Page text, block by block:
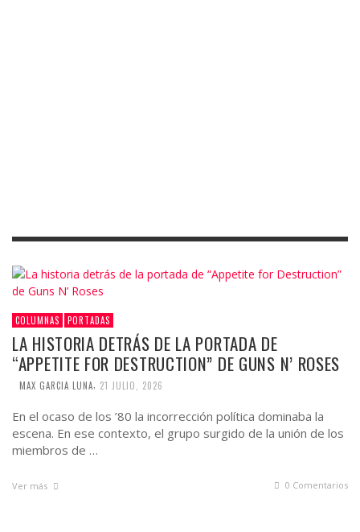
COLUMNAS PORTADAS
LA HISTORIA DETRÁS DE LA PORTADA DE
“APPETITE FOR DESTRUCTION” DE GUNS N’ ROSES
MAX GARCIA LUNA 21 JULIO, 2026
En el ocaso de los ’80 la incorrección política dominaba la
escena. En ese contexto, el grupo surgido de la unión de los
miembros de …
Ver más 0 Comentarios